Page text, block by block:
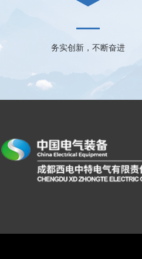
务实创新，不断奋进